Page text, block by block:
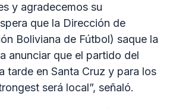
y agradecemos su
que la Dirección de
Boliviana de Fútbol) saque la
anunciar que el partido del
tarde en Santa Cruz y para los
será local”, señaló.